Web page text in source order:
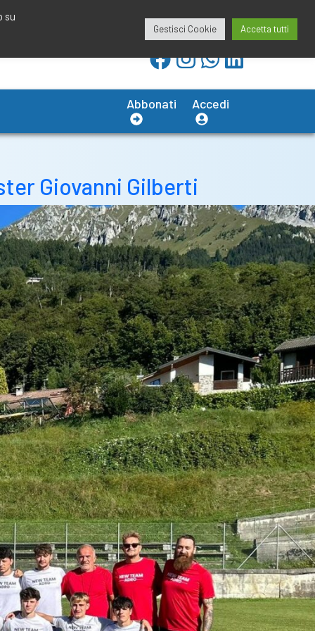
redazione@calciobresciano.it
Abbonati Accedi
Giovanni Gilberti
su
Gestisci Cookie Accetta tutti